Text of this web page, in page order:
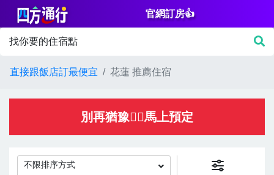
官網訂房👍
找你要的住宿點
直接跟飯店訂最便宜 花蓮 推薦住宿
別再猶豫👌🏻馬上預定
格
NT$
不限排序方式